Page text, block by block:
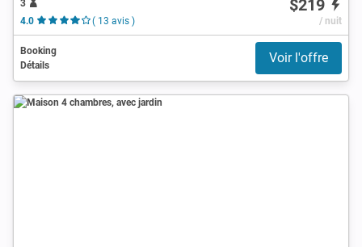
3
4.0
( 13 avis )
$219
/ nuit
Booking
Détails
Voir l'offre